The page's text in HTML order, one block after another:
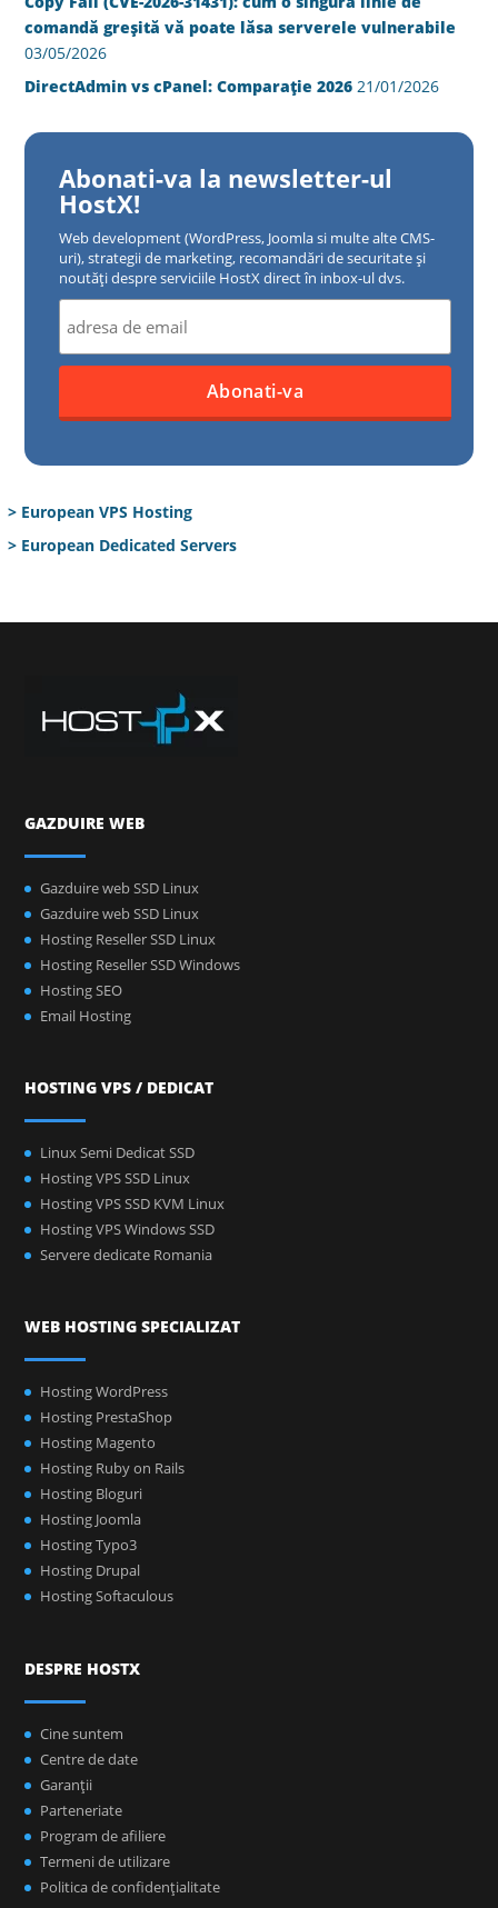
comandă greșită vă poate lăsa serverele vulnerabile
03/05/2026
DirectAdmin vs cPanel: Comparație 2026 21/01/2026
Abonati-va la newsletter-ul
HostX!
Web development (WordPress, Joomla si multe alte CMS-
uri), strategii de marketing, recomandări de securitate și
noutăți despre serviciile HostX direct în inbox-ul dvs.
> European VPS Hosting
> European Dedicated Servers
GAZDUIRE WEB
Gazduire web SSD Linux
Gazduire web SSD Linux
Hosting Reseller SSD Linux
Hosting Reseller SSD Windows
Hosting SEO
Email Hosting
HOSTING VPS / DEDICAT
Linux Semi Dedicat SSD
Hosting VPS SSD Linux
Hosting VPS SSD KVM Linux
Hosting VPS Windows SSD
Servere dedicate Romania
WEB HOSTING SPECIALIZAT
Hosting WordPress
Hosting PrestaShop
Hosting Magento
Hosting Ruby on Rails
Hosting Bloguri
Hosting Joomla
Hosting Typo3
Hosting Drupal
Hosting Softaculous
DESPRE HOSTX
Cine suntem
Centre de date
Garanţii
Parteneriate
Program de afiliere
Termeni de utilizare
Politica de confidenţialitate